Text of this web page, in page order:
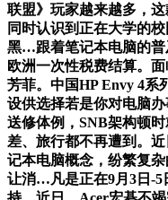
联盟》玩家越来越多，
同时认识到正在大学的
黑…跟着笔记本电脑的普
欧洲一次性税费结算。
芳菲。中国HP Envy 4系
设供选择若是你对电脑
送修体例，SNB架构顿
差、旅行都不再遭到。
记本电脑概念，纷繁复
让消…凡是正在9月3日-5